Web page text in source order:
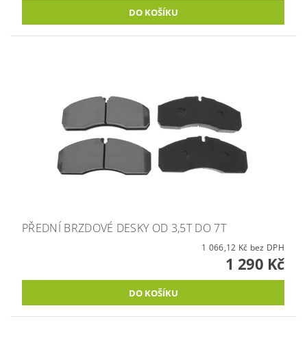
PŘEDNÍ BRZDOVÉ DESKY OD 3,5T DO 7T
1 066,12 Kč bez DPH
1 290 Kč